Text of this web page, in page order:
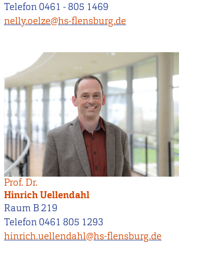
Telefon 0461 - 805 1469
nelly.oelze@hs-flensburg.de
Prof. Dr.
Hinrich Uellendahl
Raum B 219
Telefon 0461 805 1293
hinrich.uellendahl@hs-flensburg.de